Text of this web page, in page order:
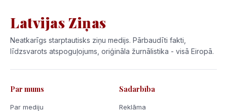
Latvijas Ziņas
Neatkarīgs starptautisks ziņu medijs. Pārbaudīti fakti,
līdzsvarots atspoguļojums, oriģināla žurnālistika - visā Eiropā.
Par mums
Par mediju
Sadarbība
Reklāma